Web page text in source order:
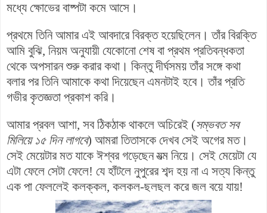
মধ্যে ক্ষোভের বাষ্পটা কমে আসে।
প্রথমে তিনি আমার এই আবদারে বিরক্ত হয়েছিলেন। তাঁর বিরক্তি
আমি বুঝি, নিয়ম অনুযায়ী যেকোনো শেষ বা প্রথম প্রতিবন্ধকতা
থেকে অপসারন শুরু করার কথা। কিন্তু দীর্ঘসময় তাঁর সঙ্গে কথা
বলার পর তিনি আমাকে কথা দিয়েছেন এমনটাই হবে। তাঁর প্রতি
গভীর কৃতজ্ঞতা প্রকাশ করি।
আমার প্রবল আশা, সব ঠিকঠাক থাকলে অচিরেই (সম্ভবত সব
মিলিয়ে ১৫ দিন লাগবে) আমরা তিতাসকে দেখব সেই অগের মত।
সেই মেয়েটার মত যাকে ঈশ্বর গড়েছেন যত্ম নিয়ে। সেই মেয়েটা যে
এটা ফেলে সেটা ফেলে! যে হাঁটলে নুপুরের শব্দ হয় না এ সত্য কিন্তু
এক পা ফেললেই কলক্কল, কলকল-ছলছল করে জল বয়ে যায়!